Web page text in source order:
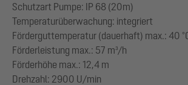
Schutzart Pumpe: IP 68 (20m)
Temperaturüberwachung: integriert
Förderguttemperatur (dauerhaft) max.: 40
Förderleistung max.: 57 m³/h
Förderhöhe max.: 12,4 m
Drehzahl: 2900 U/min